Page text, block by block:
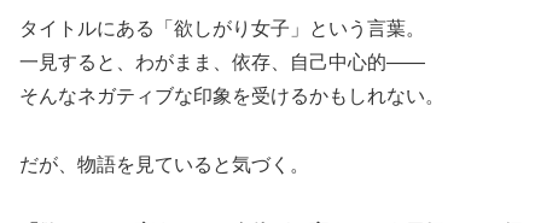
タイトルにある「欲しがり女子」という言葉。
一見すると、わがまま、依存、自己中心的――
そんなネガティブな印象を受けるかもしれない。
だが、物語を見ていると気づく。